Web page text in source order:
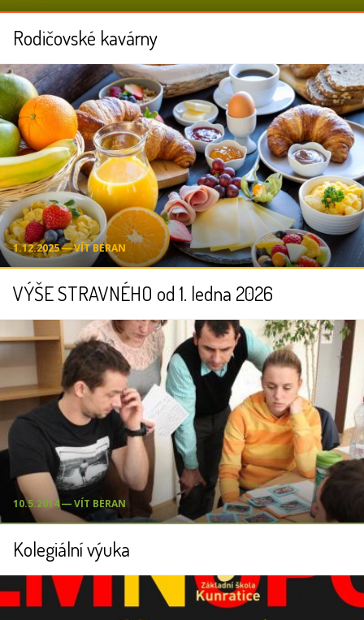
Rodičovské kavárny
1.12.2025 ― VÍT BERAN
VÝŠE STRAVNÉHO od 1. ledna 2026
10.5.2014 ― VÍT BERAN
Kolegiální výuka